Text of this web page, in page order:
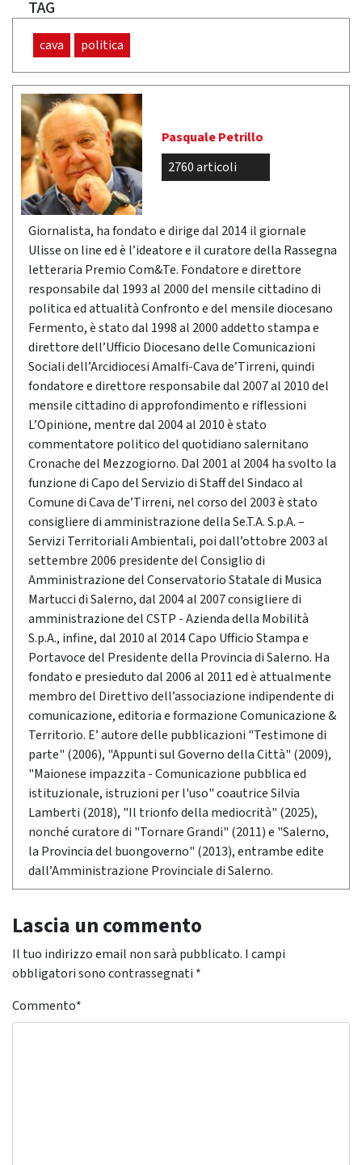
TAG
cava politica
Pasquale Petrillo
2760 articoli
Giornalista, ha fondato e dirige dal 2014 il giornale
Ulisse on line ed è l’ideatore e il curatore della Rassegna
letteraria Premio Com&Te. Fondatore e direttore
responsabile dal 1993 al 2000 del mensile cittadino di
politica ed attualità Confronto e del mensile diocesano
Fermento, è stato dal 1998 al 2000 addetto stampa e
direttore dell’Ufficio Diocesano delle Comunicazioni
Sociali dell’Arcidiocesi Amalfi-Cava de’Tirreni, quindi
fondatore e direttore responsabile dal 2007 al 2010 del
mensile cittadino di approfondimento e riflessioni
L’Opinione, mentre dal 2004 al 2010 è stato
commentatore politico del quotidiano salernitano
Cronache del Mezzogiorno. Dal 2001 al 2004 ha svolto la
funzione di Capo del Servizio di Staff del Sindaco al
Comune di Cava de’Tirreni, nel corso del 2003 è stato
consigliere di amministrazione della Se.T.A. S.p.A. –
Servizi Territoriali Ambientali, poi dall’ottobre 2003 al
settembre 2006 presidente del Consiglio di
Amministrazione del Conservatorio Statale di Musica
Martucci di Salerno, dal 2004 al 2007 consigliere di
amministrazione del CSTP - Azienda della Mobilità
S.p.A., infine, dal 2010 al 2014 Capo Ufficio Stampa e
Portavoce del Presidente della Provincia di Salerno. Ha
fondato e presieduto dal 2006 al 2011 ed è attualmente
membro del Direttivo dell’associazione indipendente di
comunicazione, editoria e formazione Comunicazione &
Territorio. E’ autore delle pubblicazioni "Testimone di
parte" (2006), "Appunti sul Governo della Città" (2009),
"Maionese impazzita - Comunicazione pubblica ed
istituzionale, istruzioni per l'uso" coautrice Silvia
Lamberti (2018), "Il trionfo della mediocrità" (2025),
nonché curatore di "Tornare Grandi" (2011) e "Salerno,
la Provincia del buongoverno" (2013), entrambe edite
dall’Amministrazione Provinciale di Salerno.
Lascia un commento
Il tuo indirizzo email non sarà pubblicato. I campi
obbligatori sono contrassegnati *
Commento*